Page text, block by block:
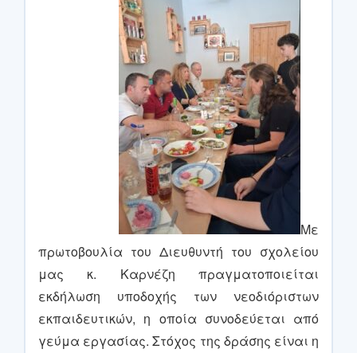
Με
πρωτοβουλία του Διευθυντή του σχολείου
μας κ. Καρνέζη πραγματοποιείται
εκδήλωση υποδοχής των νεοδιόριστων
εκπαιδευτικών, η οποία συνοδεύεται από
γεύμα εργασίας. Στόχος της δράσης είναι η